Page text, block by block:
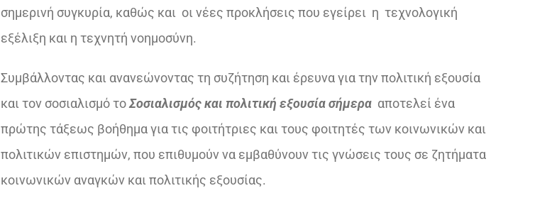
σημερινή συγκυρία, καθώς και οι νέες προκλήσεις που εγείρει η τεχνολογική
εξέλιξη και η τεχνητή νοημοσύνη.
Συμβάλλοντας και ανανεώνοντας τη συζήτηση και έρευνα για την πολιτική εξουσία
και τον σοσιαλισμό τοΣοσιαλισμός και πολιτική εξουσία σήμερα αποτελεί ένα
πρώτης τάξεως βοήθημα για τις φοιτήτριες και τους φοιτητές των κοινωνικών και
πολιτικών επιστημών, που επιθυμούν να εμβαθύνουν τις γνώσεις τους σε ζητήματα
κοινωνικών αναγκών και πολιτικής εξουσίας.